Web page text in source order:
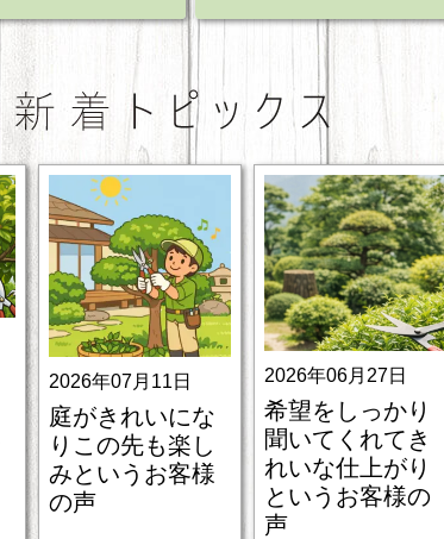
2026年07月11日
庭がきれいにな
りこの先も楽し
みというお客様
の声
2026年06月27日
希望をしっかり
聞いてくれてき
れいな仕上がり
というお客様の
声